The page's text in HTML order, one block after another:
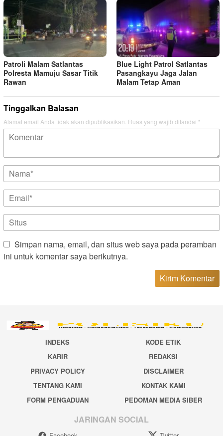
Patroli Malam Satlantas
Polresta Mamuju Sasar Titik
Rawan
Blue Light Patrol Satlantas
Pasangkayu Jaga Jalan
Malam Tetap Aman
Tinggalkan Balasan
Alamat email Anda tidak akan dipublikasikan. Ruas yang wajib ditandai *
Simpan nama, email, dan situs web saya pada peramban
ini untuk komentar saya berikutnya.
INDEKS
KODE ETIK
KARIR
REDAKSI
PRIVACY POLICY
DISCLAIMER
TENTANG KAMI
KONTAK KAMI
FORM PENGADUAN
PEDOMAN MEDIA SIBER
JARINGAN SOCIAL